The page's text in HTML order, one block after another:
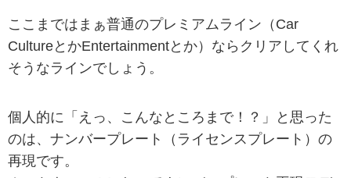
ここまではまぁ普通のプレミアムライン（Car
CultureとかEntertainmentとか）ならクリアしてくれ
そうなラインでしょう。
個人的に「えっ、こんなところまで！？」と思った
のは、ナンバープレート（ライセンスプレート）の
再現です。